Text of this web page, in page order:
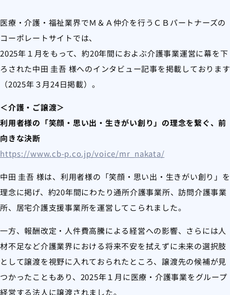
医療・介護・福祉業界でＭ＆Ａ仲介を行うＣＢパートナーズの
コーポレートサイトでは、
2025年１月をもって、約20年間におよぶ介護事業運営に幕を下
ろされた中田 圭吾 様へのインタビュー記事を掲載しております
（2025年３月24日掲載）。
＜介護・ご譲渡＞
利用者様の「笑顔・思い出・生きがい創り」の理念を繋ぐ、前
向きな決断
https://www.cb-p.co.jp/voice/mr_nakata/
中田 圭吾 様は、利用者様の「笑顔・思い出・生きがい創り」を
理念に掲げ、約20年間にわたり通所介護事業所、訪問介護事業
所、居宅介護支援事業所を運営してこられました。
一方、報酬改定・人件費高騰による経営への影響、さらには人
材不足など介護業界における将来不安を拭えずに未来の選択肢
として譲渡を視野に入れておられたところ、譲渡先の候補が見
つかったこともあり、2025年１月に医療・介護事業をグループ
経営する法人に譲渡されました。